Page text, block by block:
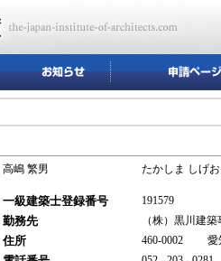
高嶋 繁男 たかしま しげお
一級建築士登録番号 191579
勤務先 （株）黒川建
住所 460-0002 愛知